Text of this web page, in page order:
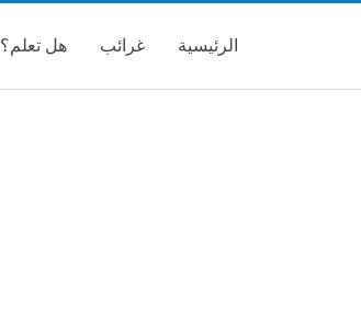
الرئيسية غرائب هل تعلم؟